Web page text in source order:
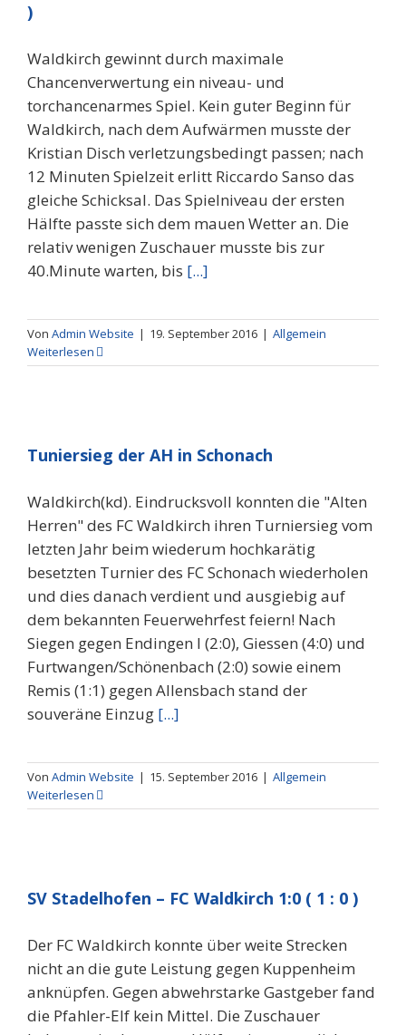
)
Waldkirch gewinnt durch maximale
Chancenverwertung ein niveau- und
torchancenarmes Spiel. Kein guter Beginn für
Waldkirch, nach dem Aufwärmen musste der
Kristian Disch verletzungsbedingt passen; nach
12 Minuten Spielzeit erlitt Riccardo Sanso das
gleiche Schicksal. Das Spielniveau der ersten
Hälfte passte sich dem mauen Wetter an. Die
relativ wenigen Zuschauer musste bis zur
40.Minute warten, bis [...]
Von Admin Website | 19. September 2016 | Allgemein
Weiterlesen
Tuniersieg der AH in Schonach
Waldkirch(kd). Eindrucksvoll konnten die "Alten
Herren" des FC Waldkirch ihren Turniersieg vom
letzten Jahr beim wiederum hochkarätig
besetzten Turnier des FC Schonach wiederholen
und dies danach verdient und ausgiebig auf
dem bekannten Feuerwehrfest feiern! Nach
Siegen gegen Endingen I (2:0), Giessen (4:0) und
Furtwangen/Schönenbach (2:0) sowie einem
Remis (1:1) gegen Allensbach stand der
souveräne Einzug [...]
Von Admin Website | 15. September 2016 | Allgemein
Weiterlesen
SV Stadelhofen – FC Waldkirch 1:0 ( 1 : 0 )
Der FC Waldkirch konnte über weite Strecken
nicht an die gute Leistung gegen Kuppenheim
anknüpfen. Gegen abwehrstarke Gastgeber fand
die Pfahler-Elf kein Mittel. Die Zuschauer